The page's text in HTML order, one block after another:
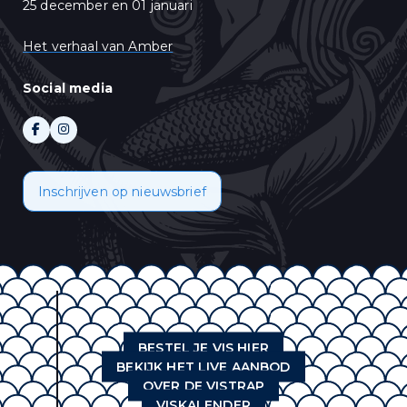
25 december en 01 januari
Het verhaal van Amber
Social media
Inschrijven op nieuwsbrief
BESTEL JE VIS HIER
BEKIJK HET LIVE AANBOD
OVER DE VISTRAP